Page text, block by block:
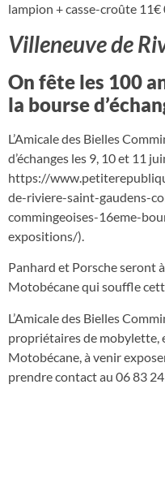
lampion + casse-croûte 11€
Villeneuve de
On fête les 100
la bourse
L’Amicale des Bielles
d’échanges les 9, 10 et 11
https://
de-riviere-saint-gaudens-
commingeoises-16eme-
expositions/).
Panhard et Porsche seront
Motobécane qui souffle
L’Amicale des Bielles
propriétaires de mobylette,
Motobécane, à venir
prendre contact au 06 83 24